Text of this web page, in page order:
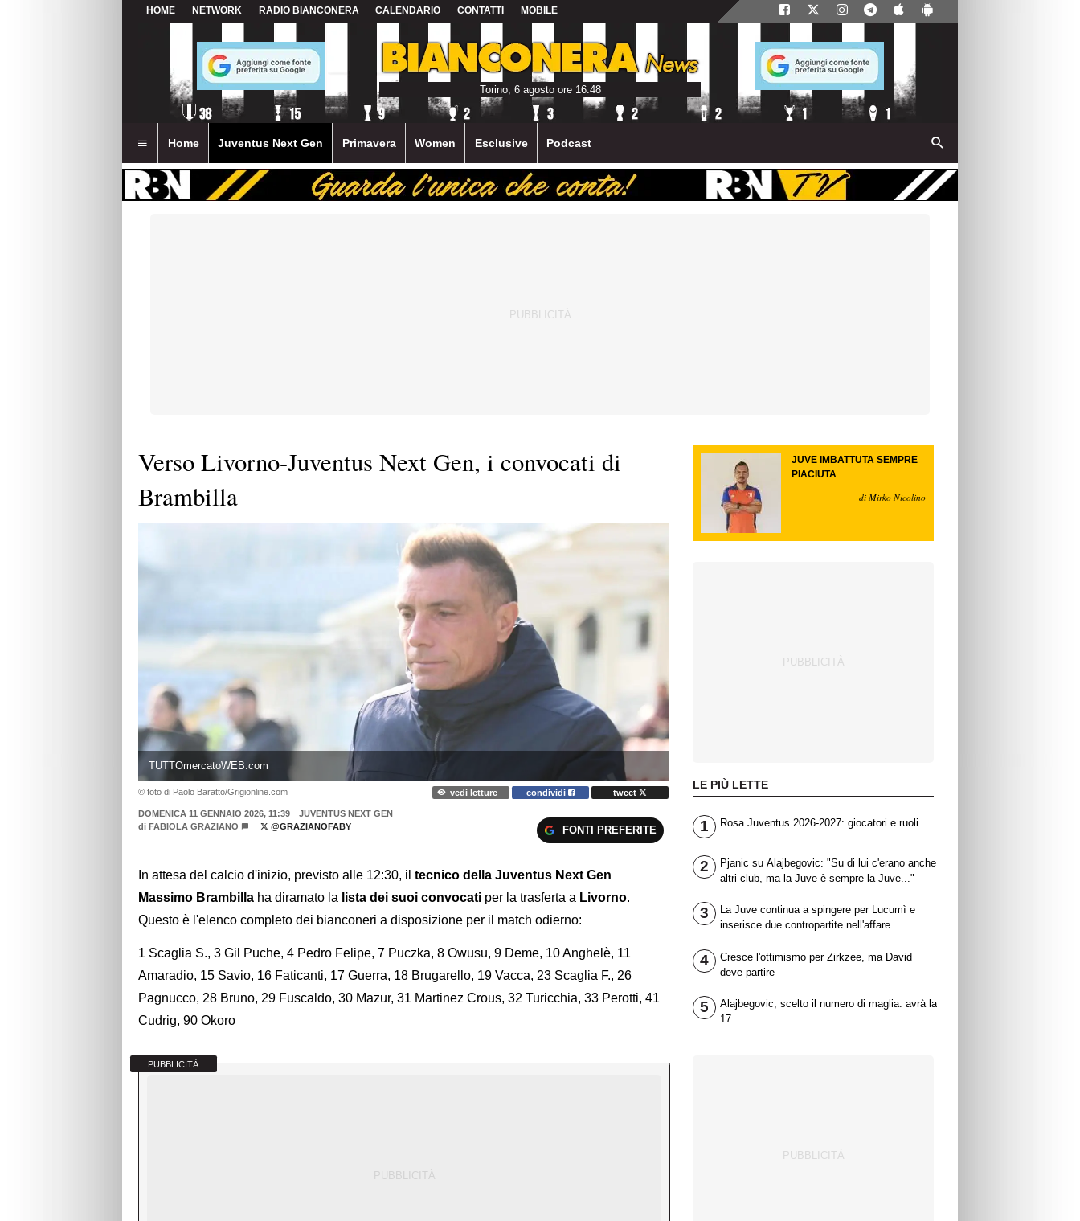
HOME NETWORK RADIO BIANCONERA CALENDARIO CONTATTI MOBILE
Torino, 6 agosto ore 16:48
Home Juventus Next Gen Primavera Women Esclusive Podcast
Verso Livorno-Juventus Next Gen, i convocati di
Brambilla
TUTTOmercatoWEB.com
© foto di Paolo Baratto/Grigionline.com vedi letture condividi tweet
DOMENICA 11 GENNAIO 2026, 11:39
JUVENTUS NEXT GEN
di FABIOLA GRAZIANO @GRAZIANOFABY FONTI PREFERITE
In attesa del calcio d'inizio, previsto alle 12:30, il tecnico della Juventus Next Gen
Massimo Brambilla ha diramato la lista dei suoi convocati per la trasferta a Livorno.
Questo è l'elenco completo dei bianconeri a disposizione per il match odierno:
1 Scaglia S., 3 Gil Puche, 4 Pedro Felipe, 7 Puczka, 8 Owusu, 9 Deme, 10 Anghelè, 11
Amaradio, 15 Savio, 16 Faticanti, 17 Guerra, 18 Brugarello, 19 Vacca, 23 Scaglia F., 26
Pagnucco, 28 Bruno, 29 Fuscaldo, 30 Mazur, 31 Martinez Crous, 32 Turicchia, 33 Perotti, 41
Cudrig, 90 Okoro
PUBBLICITÀ
JUVE IMBATTUTA SEMPRE
PIACIUTA
di Mirko Nicolino
LE PIÙ LETTE
1 Rosa Juventus 2026-2027: giocatori e ruoli
2
Pjanic su Alajbegovic: "Su di lui c'erano anche
altri club, ma la Juve è sempre la Juve..."
3
La Juve continua a spingere per Lucumì e
inserisce due contropartite nell'affare
4
Cresce l'ottimismo per Zirkzee, ma David
deve partire
5
Alajbegovic, scelto il numero di maglia: avrà la
17